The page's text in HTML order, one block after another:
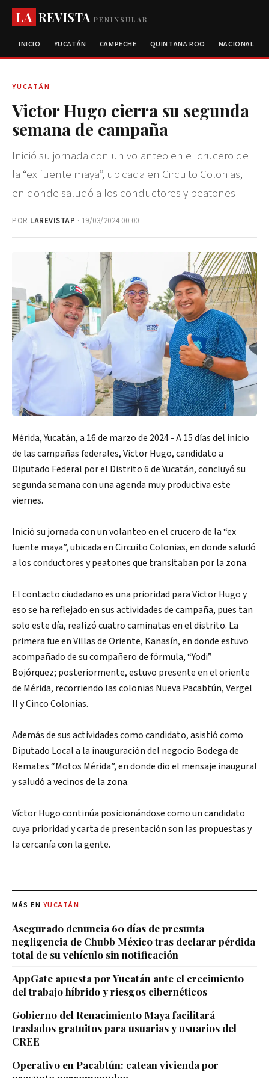
LA REVISTAPENINSULAR
INICIO YUCATÁN CAMPECHE QUINTANA ROO NACIONAL
YUCATÁN
Victor Hugo cierra su segunda
semana de campaña
Inició su jornada con un volanteo en el crucero de
la “ex fuente maya”, ubicada en Circuito Colonias,
en donde saludó a los conductores y peatones
POR LAREVISTAP · 19/03/2024 00:00
Mérida, Yucatán, a 16 de marzo de 2024 - A 15 días del inicio
de las campañas federales, Victor Hugo, candidato a
Diputado Federal por el Distrito 6 de Yucatán, concluyó su
segunda semana con una agenda muy productiva este
viernes.
Inició su jornada con un volanteo en el crucero de la “ex
fuente maya”, ubicada en Circuito Colonias, en donde saludó
a los conductores y peatones que transitaban por la zona.
El contacto ciudadano es una prioridad para Victor Hugo y
eso se ha reflejado en sus actividades de campaña, pues tan
solo este día, realizó cuatro caminatas en el distrito. La
primera fue en Villas de Oriente, Kanasín, en donde estuvo
acompañado de su compañero de fórmula, “Yodi”
Bojórquez; posteriormente, estuvo presente en el oriente
de Mérida, recorriendo las colonias Nueva Pacabtún, Vergel
II y Cinco Colonias.
Además de sus actividades como candidato, asistió como
Diputado Local a la inauguración del negocio Bodega de
Remates “Motos Mérida”, en donde dio el mensaje inaugural
y saludó a vecinos de la zona.
Víctor Hugo continúa posicionándose como un candidato
cuya prioridad y carta de presentación son las propuestas y
la cercanía con la gente.
MÁS EN YUCATÁN
Asegurado denuncia 60 días de presunta
negligencia de Chubb México tras declarar pérdida
total de su vehículo sin notificación
AppGate apuesta por Yucatán ante el crecimiento
del trabajo híbrido y riesgos cibernéticos
Gobierno del Renacimiento Maya facilitará
traslados gratuitos para usuarias y usuarios del
CREE
Operativo en Pacabtún: catean vivienda por